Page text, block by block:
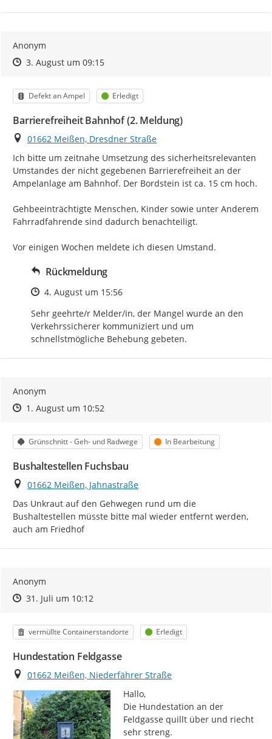
Anonym
Zeitpunkt des Erstellens
Zeitpunkt des Erstellens
3. August um 09:15Zur Äußerung
Kategorie
Defekt an Ampel Status
Erledigt
Barrierefreiheit Bahnhof (2. Meldung)
Ort
01662 Meißen, Dresdner Straße
Ich bitte um zeitnahe Umsetzung des sicherheitsrelevanten
Umstandes der nicht gegebenen Barrierefreiheit an der
Ampelanlage am Bahnhof. Der Bordstein ist ca. 15 cm hoch.
Gehbeeinträchtigte Menschen, Kinder sowie unter Anderem
Fahrradfahrende sind dadurch benachteiligt.
Vor einigen Wochen meldete ich diesen Umstand.
Rückmeldung
Zeitpunkt des Erstellens
4. August um 15:56
Sehr geehrte/r Melder/in, der Mangel wurde an den
Verkehrssicherer kommuniziert und um
schnellstmögliche Behebung gebeten.
Anonym
Zeitpunkt des Erstellens
Zeitpunkt des Erstellens
1. August um 10:52Zur Äußerung
Kategorie
Grünschnitt - Geh- und Radwege Status
In Bearbeitung
Bushaltestellen Fuchsbau
Ort
01662 Meißen, Jahnastraße
Das Unkraut auf den Gehwegen rund um die
Bushaltestellen müsste bitte mal wieder entfernt werden,
auch am Friedhof
Anonym
Zeitpunkt des Erstellens
Zeitpunkt des Erstellens
31. Juli um 10:12Zur Äußerung
Kategorie
vermüllte Containerstandorte Status
Erledigt
Hundestation Feldgasse
Ort
01662 Meißen, Niederfährer Straße
Hallo,
Die Hundestation an der
Feldgasse quillt über und riecht
sehr streng.